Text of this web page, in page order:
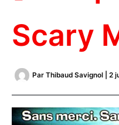
Scary
Par Thibaud Savignol 2